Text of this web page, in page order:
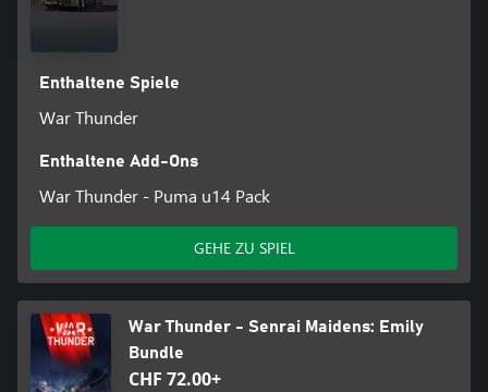
Enthaltene Spiele
War Thunder
Enthaltene Add-Ons
War Thunder - Puma u14 Pack
GEHE ZU SPIEL
War Thunder - Senrai Maidens: Emily
Bundle
CHF 72.00+